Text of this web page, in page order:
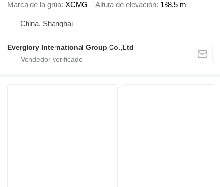
Marca de la grúa XCMG Altura de elevación 138,5 m
China, Shanghai
Everglory International Group Co.,Ltd